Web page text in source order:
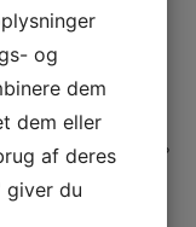
på en serie
omvoresprodukter?
ved at udfylde
os på telefon
og
dem
dem eller
af deres
giver du